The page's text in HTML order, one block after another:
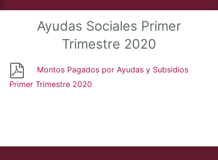
Ayudas Sociales Primer
Trimestre 2020
Montos Pagados por Ayudas y Subsidios
Primer Trimestre 2020